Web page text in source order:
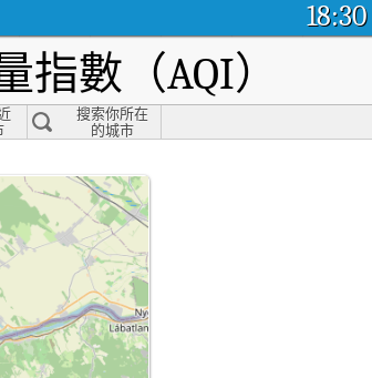
18:30
數（AQI）
搜索你所在
的城市